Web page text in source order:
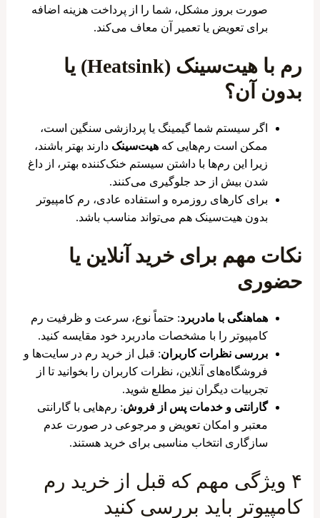
صورت بروز مشکل، شما را از پرداخت هزینه اضافه
برای تعویض یا تعمیر آن معاف می‌کند.
رم با هیت‌سینک (Heatsink) یا
بدون آن؟
اگر سیستم شما گیمینگ یا پردازشی سنگین است،
ممکن است رم‌هایی که هیت‌سینک دارند بهتر باشند،
زیرا این رم‌ها با داشتن سیستم خنک‌کننده بهتر، از داغ
شدن بیش از حد جلوگیری می‌کنند.
برای کارهای روزمره و استفاده عادی، رم کامپیوتر
بدون هیت‌سینک هم می‌تواند مناسب باشد.
نکات مهم برای خرید آنلاین یا
حضوری
هماهنگی با مادربرد: حتماً نوع، سرعت و ظرفیت رم
کامپیوتر را با مشخصات مادربرد خود مقایسه کنید.
بررسی نظرات کاربران: قبل از خرید رم در سایت‌ها و
فروشگاه‌های آنلاین، نظرات کاربران را بخوانید تا از
تجربیات دیگران نیز مطلع شوید.
گارانتی و خدمات پس از فروش: رم‌هایی با گارانتی
معتبر و امکان تعویض و مرجوعی در صورت عدم
سازگاری انتخاب مناسبی برای خرید هستند.
۴ ویژگی مهم که قبل از خرید رم
کامپیوتر باید بررسی کنید